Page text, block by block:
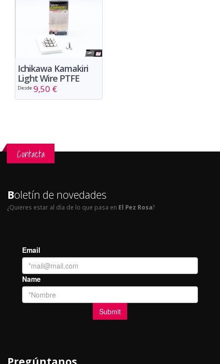
Ichikawa Kamakiri
Light Wire PTFE
Desde 9,50 €
Contacta
Boletín de novedades
¿Quieres estar al día de lo que pasa en El Pez Rosa?